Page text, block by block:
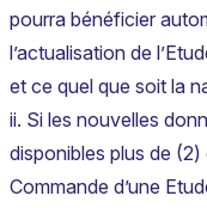
pourra bénéficier
l’actualisation de
et ce quel que soit la
ii. Si les nouvelles
disponibles plus de
Commande d’une